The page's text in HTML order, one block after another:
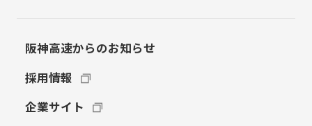
阪神高速からのお知らせ
採用情報
企業サイト